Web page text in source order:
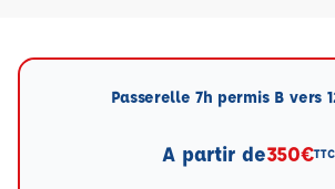
Passerelle 7h permis B vers
A partir de350€TTC